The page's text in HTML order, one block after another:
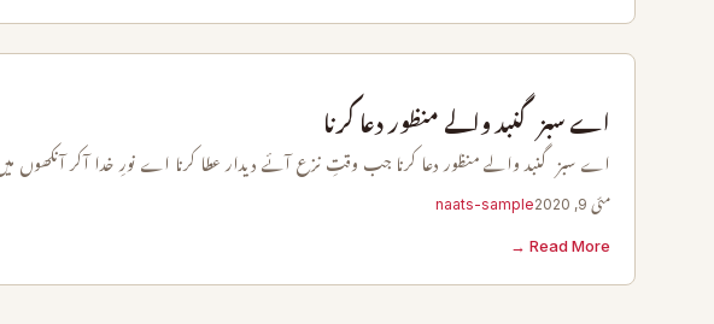
اے سبز گنبد والے منظور دعا کرنا
اے سبز گنبد والے منظور دعا کرنا جب وقتِ نزع آئے دیدار عطا کرنا اے نورِ خدا آکر آنکھوں
مئی 9, 2020 naats-sample
Read More →